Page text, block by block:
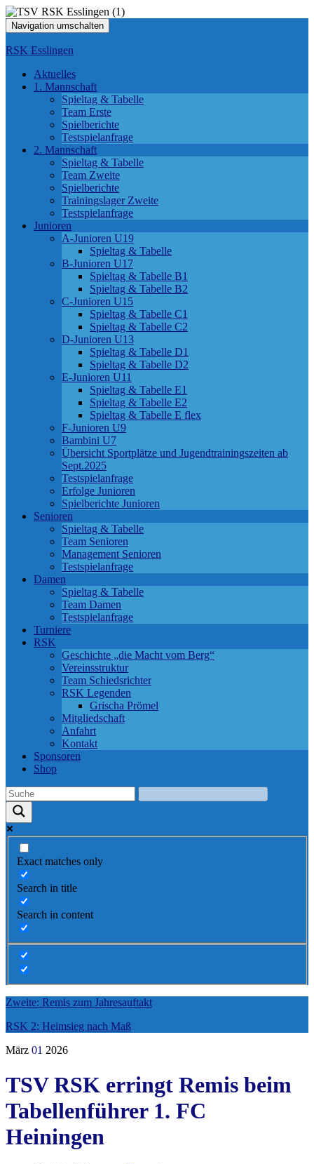
Navigation umschalten
RSK Esslingen
Aktuelles
1. Mannschaft
Spieltag & Tabelle
Team Erste
Spielberichte
Testspielanfrage
2. Mannschaft
Spieltag & Tabelle
Team Zweite
Spielberichte
Trainingslager Zweite
Testspielanfrage
Junioren
A-Junioren U19
Spieltag & Tabelle
B-Junioren U17
Spieltag & Tabelle B1
Spieltag & Tabelle B2
C-Junioren U15
Spieltag & Tabelle C1
Spieltag & Tabelle C2
D-Junioren U13
Spieltag & Tabelle D1
Spieltag & Tabelle D2
E-Junioren U11
Spieltag & Tabelle E1
Spieltag & Tabelle E2
Spieltag & Tabelle E flex
F-Junioren U9
Bambini U7
Übersicht Sportplätze und Jugendtrainingszeiten ab
Sept.2025
Testspielanfrage
Erfolge Junioren
Spielberichte Junioren
Senioren
Spieltag & Tabelle
Team Senioren
Management Senioren
Testspielanfrage
Damen
Spieltag & Tabelle
Team Damen
Testspielanfrage
Turniere
RSK
Geschichte „die Macht vom Berg“
Vereinsstruktur
Team Schiedsrichter
RSK Legenden
Grischa Prömel
Mitgliedschaft
Anfahrt
Kontakt
Sponsoren
Shop
Exact matches only
Search in title
Search in content
Zweite: Remis zum Jahresauftakt
RSK 2: Heimsieg nach Maß
März 01 2026
TSV RSK erringt Remis beim
Tabellenführer 1. FC
Heiningen